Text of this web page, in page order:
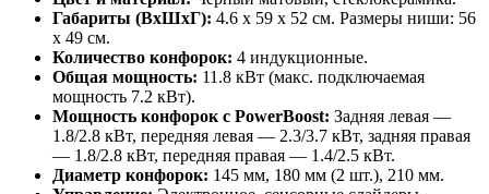
Габариты (ВхШхГ): 4.6 x 59 x 52 см. Размеры ниши: 56
x 49 см.
Количество конфорок: 4 индукционные.
Общая мощность: 11.8 кВт (макс. подключаемая
мощность 7.2 кВт).
Мощность конфорок с PowerBoost: Задняя левая —
1.8/2.8 кВт, передняя левая — 2.3/3.7 кВт, задняя правая
— 1.8/2.8 кВт, передняя правая — 1.4/2.5 кВт.
Диаметр конфорок: 145 мм, 180 мм (2 шт.), 210 мм.